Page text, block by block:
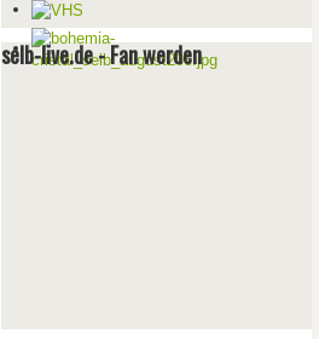
selb-live.de - Fan werden